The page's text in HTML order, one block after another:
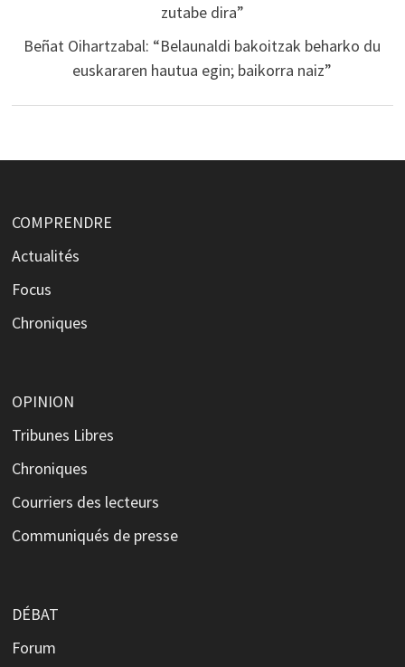
zutabe dira”
Beñat Oihartzabal: “Belaunaldi bakoitzak beharko du
euskararen hautua egin; baikorra naiz”
COMPRENDRE
Actualités
Focus
Chroniques
OPINION
Tribunes Libres
Chroniques
Courriers des lecteurs
Communiqués de presse
DÉBAT
Forum